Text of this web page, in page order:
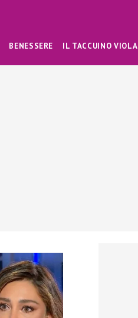
BENESSERE IL TACCUINO VIOLA